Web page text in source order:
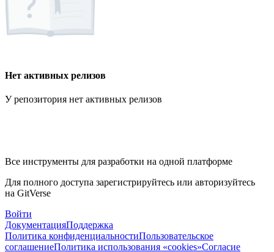
Нет активных релизов
У репозитория нет активных релизов
Все инструменты для разработки на одной платформе
Для полного доступа зарегистрируйтесь или авторизуйтесь
на GitVerse
Войти
ДокументацияПоддержка
Политика конфиденциальностиПользовательское
соглашениеПолитика использования «cookies»Согласие